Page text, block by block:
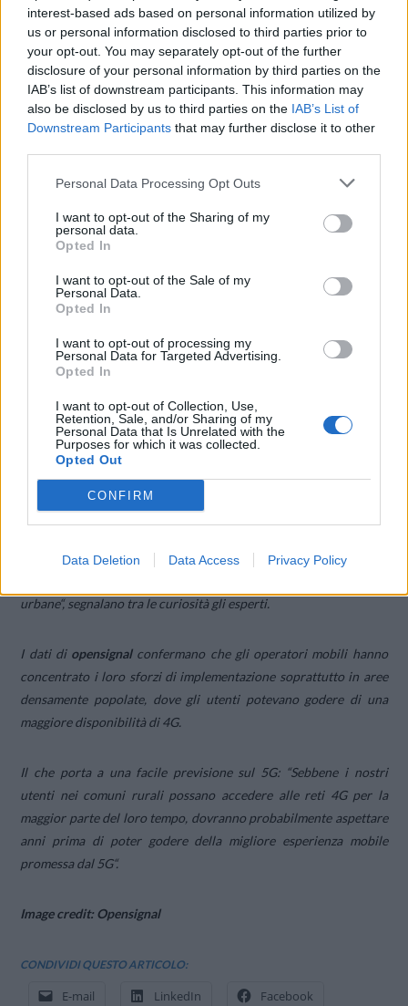
interest-based ads based on personal information utilized by
us or personal information disclosed to third parties prior to
your opt-out. You may separately opt-out of the further
disclosure of your personal information by third parties on the
IAB’s list of downstream participants. This information may
also be disclosed by us to third parties on the IAB’s List of
Downstream Participants that may further disclose it to other
Personal Data Processing Opt Outs
I want to opt-out of the Sharing of my
personal data.
Opted In
I want to opt-out of the Sale of my
Personal Data.
Opted In
I want to opt-out of processing my
Personal Data for Targeted Advertising.
Opted In
I want to opt-out of Collection, Use,
Retention, Sale, and/or Sharing of my
Personal Data that Is Unrelated with the
Purposes for which it was collected.
Opted Out
CONFIRM
Data Deletion Data Access Privacy Policy
osservato differenze notevoli tra le cinque macroregioni, con le
percentuali di disponibilità delle reti che variano di meno di 6
punti percentuali per tutte e tre le diverse classificazioni di
densità di popolazione. Il risultato peggiore per le reti LTE è
arrivato nella macroregione delle Isole che ha registrato la
disponibilità urbana più bassa con l’80,9%, mentre gli utenti
Comunque, dai dati
analizzati, nei
possessori di
smartphone si sono
oltre il 71% delle
volte alle reti 4G, ad
eccezione di quelli
nella regione del
Centro, che è l’unica
macroregione a
scendere al di sotto
del limite del 70% con una disponibilità del 4G di appena il 69,1%.
disponibilità di 4G nelle zone rurali delle isole, dove gli utenti a
urbane“, segnalano tra le curiosità gli esperti.
I dati di opensignalconfermano che gli operatori mobili hanno
concentrato i loro sforzi di implementazione soprattutto in aree
densamente popolate, dove gli utenti potevano godere di una
maggiore disponibilità di 4G.
Il che porta a una facile previsione sul 5G: “Sebbene i nostri
utenti nei comuni rurali possano accedere alle reti 4G per la
maggior parte del loro tempo, dovranno probabilmente aspettare
anni prima di poter godere della migliore esperienza mobile
promessa dal 5G“.
Image credit: Opensignal
CONDIVIDI QUESTO ARTICOLO:
E-mail LinkedIn Facebook